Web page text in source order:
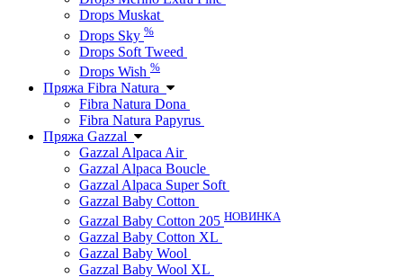
Drops Muskat
Drops Sky %
Drops Soft Tweed
Drops Wish %
Пряжа Fibra Natura
Fibra Natura Dona
Fibra Natura Papyrus
Пряжа Gazzal
Gazzal Alpaca Air
Gazzal Alpaca Boucle
Gazzal Alpaca Super Soft
Gazzal Baby Cotton
Gazzal Baby Cotton 205 НОВИНКА
Gazzal Baby Cotton XL
Gazzal Baby Wool
Gazzal Baby Wool XL